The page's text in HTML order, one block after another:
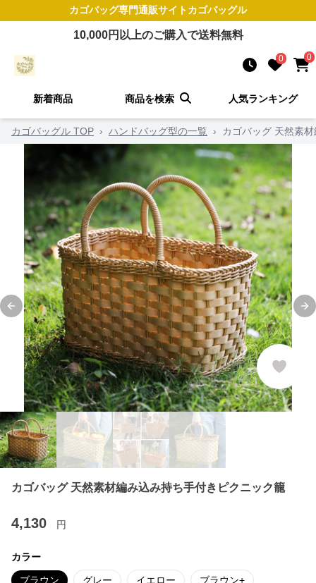
カゴバッグ専門通販サイトカゴバッグル
10,000円以上のご購入で送料無料
0 0
新着商品 商品を検索 人気ランキング
カゴバッグル TOP › ハンドバッグ型の一覧 › カゴバッグ 天然素
Previous slide
カゴバッグ 天然素材編み込み持ち手付きピクニック籠
4,130 円
カラー
ブラウン グレー イエロー ブラウン+